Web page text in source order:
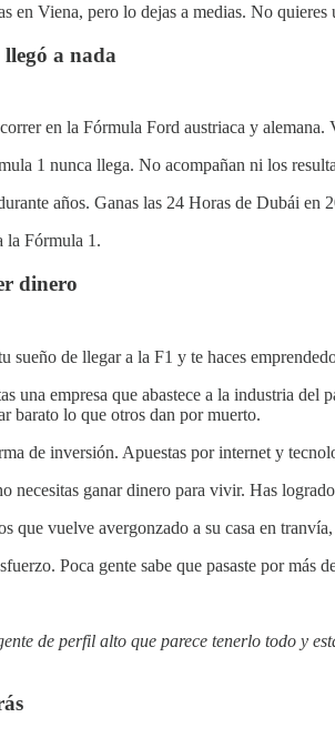
en Viena, pero lo dejas a medias. No
a nada
en la Fórmula Ford austriaca y
1 nunca llega. No acompañan ni los
años. Ganas las 24 Horas de Dubái en
la Fórmula 1.
dinero
sueño de llegar a la F1 y te haces
una empresa que abastece a la industria
barato lo que otros dan por muerto.
de inversión. Apuestas por internet y
necesitas ganar dinero para vivir. Has
que vuelve avergonzado a su casa en
Poca gente sabe que pasaste por más
de perfil alto que parece tenerlo todo y